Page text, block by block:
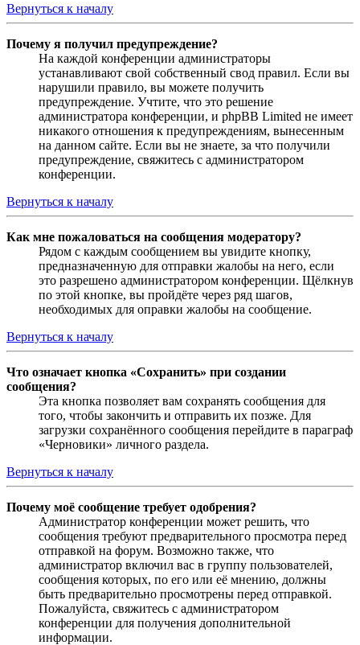
Вернуться к началу
Почему я получил предупреждение?
На каждой конференции администраторы
устанавливают свой собственный свод правил. Если вы
нарушили правило, вы можете получить
предупреждение. Учтите, что это решение
администратора конференции, и phpBB Limited не имеет
никакого отношения к предупреждениям, вынесенным
на данном сайте. Если вы не знаете, за что получили
предупреждение, свяжитесь с администратором
конференции.
Вернуться к началу
Как мне пожаловаться на сообщения модератору?
Рядом с каждым сообщением вы увидите кнопку,
предназначенную для отправки жалобы на него, если
это разрешено администратором конференции. Щёлкнув
по этой кнопке, вы пройдёте через ряд шагов,
необходимых для оправки жалобы на сообщение.
Вернуться к началу
Что означает кнопка «Сохранить» при создании
сообщения?
Эта кнопка позволяет вам сохранять сообщения для
того, чтобы закончить и отправить их позже. Для
загрузки сохранённого сообщения перейдите в параграф
«Черновики» личного раздела.
Вернуться к началу
Почему моё сообщение требует одобрения?
Администратор конференции может решить, что
сообщения требуют предварительного просмотра перед
отправкой на форум. Возможно также, что
администратор включил вас в группу пользователей,
сообщения которых, по его или её мнению, должны
быть предварительно просмотрены перед отправкой.
Пожалуйста, свяжитесь с администратором
конференции для получения дополнительной
информации.